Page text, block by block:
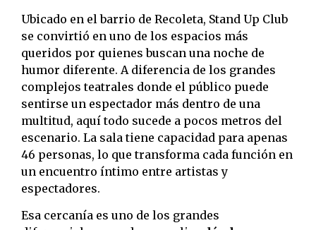
Ubicado en el barrio de Recoleta, Stand Up Club
se convirtió en uno de los espacios más
queridos por quienes buscan una noche de
humor diferente. A diferencia de los grandes
complejos teatrales donde el público puede
sentirse un espectador más dentro de una
multitud, aquí todo sucede a pocos metros del
escenario. La sala tiene capacidad para apenas
46 personas, lo que transforma cada función en
un encuentro íntimo entre artistas y
espectadores.
Esa cercanía es uno de los grandes